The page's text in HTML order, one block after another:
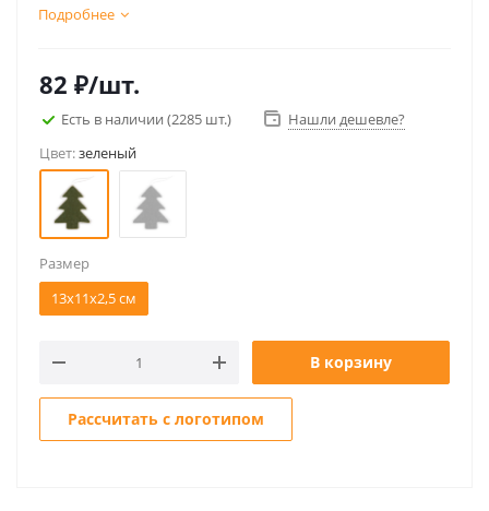
Подробнее
82 ₽/шт.
Есть в наличии (2285 шт.)
Нашли дешевле?
Цвет:зеленый
Размер
13х11х2,5 см
В корзину
Рассчитать с логотипом